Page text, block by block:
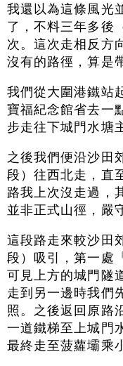
我還以為這條風光
了，不料三年多後
次。這次走相反方
沒有的路徑，算是
我們從大圍港鐵站
寶福紀念館省去一
步走往下城門水塘
之後我們便沿沙田
段）往西北走，直
路我上次沒走過，
並非正式山徑，嚴
這段路走來較沙田
段）吸引，第一處
可見上方的城門隧
走到另一邊時我們
照。之後返回原路
一道鐵梯至上城門
最終走至菠蘿壩乘